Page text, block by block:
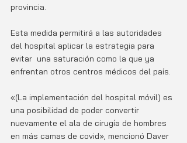
provincia.
Esta medida permitirá a las autoridades
del hospital aplicar la estrategia para
evitar  una saturación como la que ya
enfrentan otros centros médicos del país.
«(La implementación del hospital móvil) es
una posibilidad de poder convertir
nuevamente el ala de cirugía de hombres
en más camas de covid», mencionó Daver